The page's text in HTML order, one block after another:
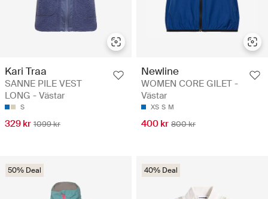
Kari Traa
SANNE PILE VEST
LONG - Västar
S
329 kr 1099 kr
Newline
WOMEN CORE GILET -
Västar
XS S M
400 kr 800 kr
50% Deal 40% Deal